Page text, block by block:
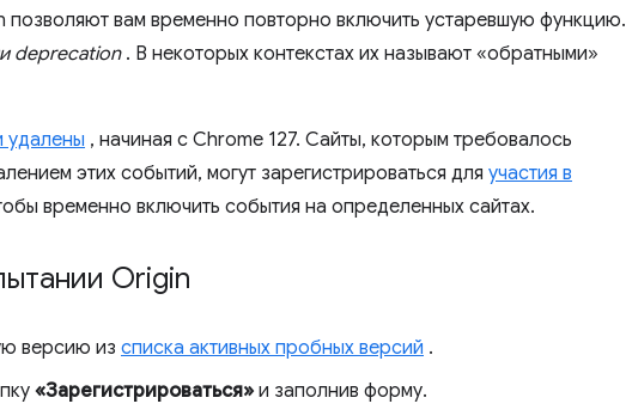
вам временно повторно включить устаревшую функцию.
deprecation. В некоторых контекстах их называют «обратными»
удалены , начиная с Chrome 127. Сайты, которым требовалось
этих событий, могут зарегистрироваться для участия в
временно включить события на определенных сайтах.
Origin
версию из списка активных пробных версий .
«Зарегистрироваться» и заполнив форму.